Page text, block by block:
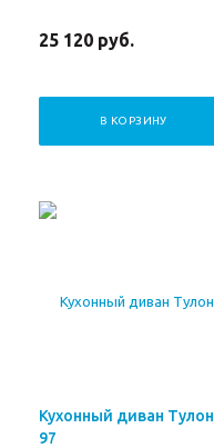
25 120 руб.
В КОРЗИНУ
Кухонный диван Тулон
97